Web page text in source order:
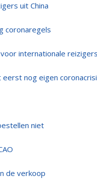
uit China
coronaregels
internationale reizigers
nog eigen
niet
de verkoop